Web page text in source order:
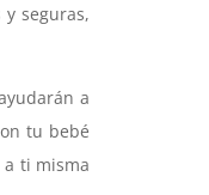
seguras,
a
tu bebé
ti misma